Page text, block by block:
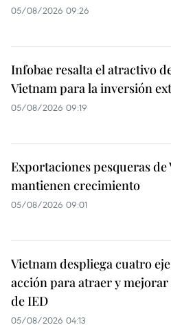
05/08/2026 09:26
Infobae resalta el atractivo
Vietnam para la inversión
05/08/2026 09:19
Exportaciones pesqueras de
mantienen crecimiento
05/08/2026 09:01
Vietnam despliega cuatro
acción para atraer y
de IED
05/08/2026 04:13